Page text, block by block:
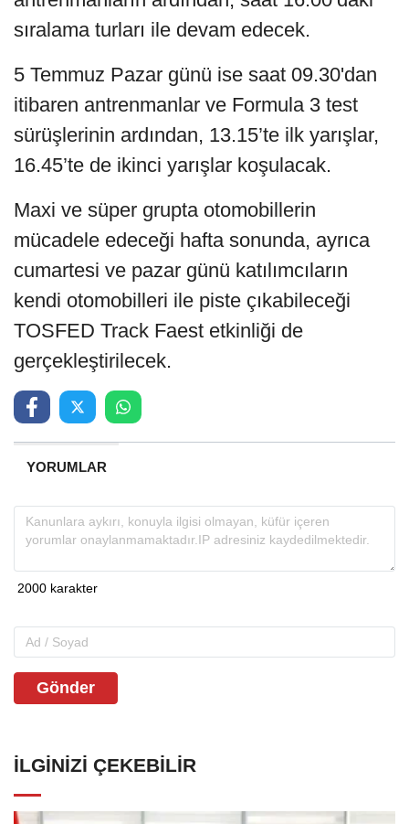
sıralama turları ile devam edecek.
5 Temmuz Pazar günü ise saat 09.30'dan
itibaren antrenmanlar ve Formula 3 test
sürüşlerinin ardından, 13.15’te ilk yarışlar,
16.45’te de ikinci yarışlar koşulacak.
Maxi ve süper grupta otomobillerin
mücadele edeceği hafta sonunda, ayrıca
cumartesi ve pazar günü katılımcıların
kendi otomobilleri ile piste çıkabileceği
TOSFED Track Faest etkinliği de
gerçekleştirilecek.
YORUMLAR
Gönder
İLGINIZI ÇEKEBILIR